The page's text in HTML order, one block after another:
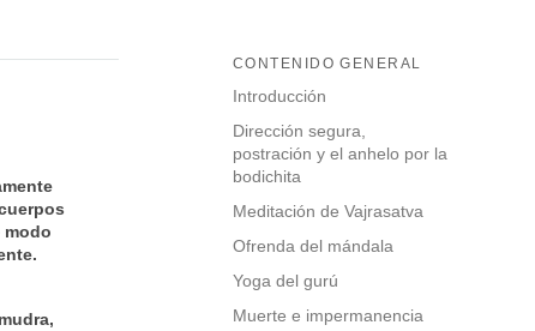
CONTENIDO GENERAL
Introducción
Dirección segura,
postración y el anhelo por la
bodichita
Meditación de Vajrasatva
Ofrenda del mándala
Yoga del gurú
Muerte e impermanencia
modo